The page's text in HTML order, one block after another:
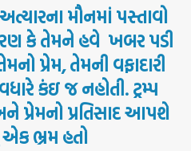
અત્યારના મૌનમાં પસ્તાવો
કેતેમને હવે ખબરપડી
પ્રેમ,તેમની વફાદારી
વધારેકંઇજનહોતી.ટ્રમ્પ
પ્રેમનો પ્રતિસાદઆપશે
એકભ્રમ હતો